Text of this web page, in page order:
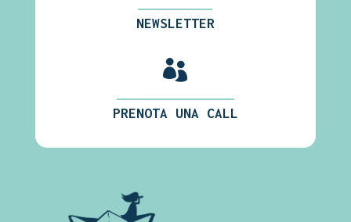
NEWSLETTER

PRENOTA UNA CALL